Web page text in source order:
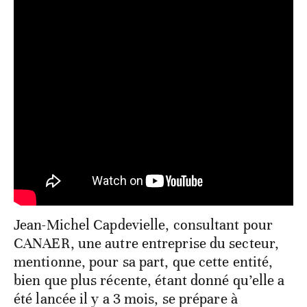
Jean-Michel Capdevielle, consultant pour
CANAER, une autre entreprise du secteur,
mentionne, pour sa part, que cette entité,
bien que plus récente, étant donné qu’elle a
été lancée il y a 3 mois, se prépare à